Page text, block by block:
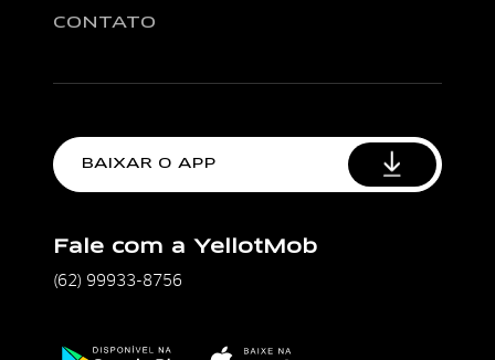
CONTATO
BAIXAR O APP
Fale com a YellotMob
(62) 99933-8756
Disponível na Google PlayBaixe na Apple Store